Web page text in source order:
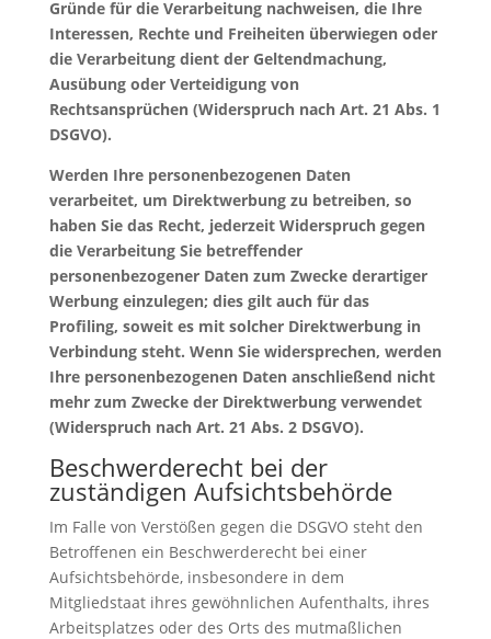
Gründe für die Verarbeitung nachweisen, die Ihre
Interessen, Rechte und Freiheiten überwiegen oder
die Verarbeitung dient der Geltendmachung,
Ausübung oder Verteidigung von
Rechtsansprüchen (Widerspruch nach Art. 21 Abs. 1
DSGVO).
Werden Ihre personenbezogenen Daten
verarbeitet, um Direktwerbung zu betreiben, so
haben Sie das Recht, jederzeit Widerspruch gegen
die Verarbeitung Sie betreffender
personenbezogener Daten zum Zwecke derartiger
Werbung einzulegen; dies gilt auch für das
Profiling, soweit es mit solcher Direktwerbung in
Verbindung steht. Wenn Sie widersprechen, werden
Ihre personenbezogenen Daten anschließend nicht
mehr zum Zwecke der Direktwerbung verwendet
(Widerspruch nach Art. 21 Abs. 2 DSGVO).
Beschwerderecht bei der
zuständigen Aufsichtsbehörde
Im Falle von Verstößen gegen die DSGVO steht den
Betroffenen ein Beschwerderecht bei einer
Aufsichtsbehörde, insbesondere in dem
Mitgliedstaat ihres gewöhnlichen Aufenthalts, ihres
Arbeitsplatzes oder des Orts des mutmaßlichen